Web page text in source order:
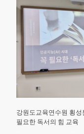
강원도교육연수원 횡
필요한 독서의 힘 교육